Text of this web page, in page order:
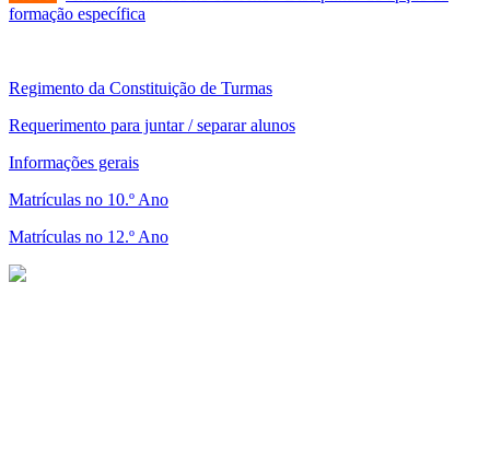
formação específica
Regimento da Constituição de Turmas
Requerimento para juntar / separar alunos
Informações gerais
Matrículas no 10.º Ano
Matrículas no 12.º Ano